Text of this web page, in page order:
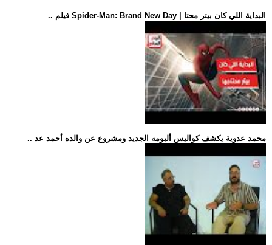
.. فيلم Spider-Man: Brand New Day | البداية اللي كان بيتر محتا
.. محمد عدوية يكشف كواليس ألبومه الجديد ومشروع عن والده أحمد عد